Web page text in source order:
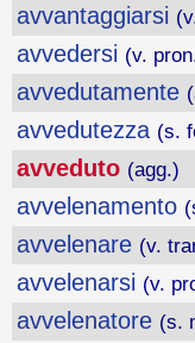
avvantaggiarsi
avvedersi (v.
avvedutamente
avvedutezza (s.
avveduto (agg.)
avvelenamento
avvelenare (v.
avvelenarsi (v.
avvelenatore (s.